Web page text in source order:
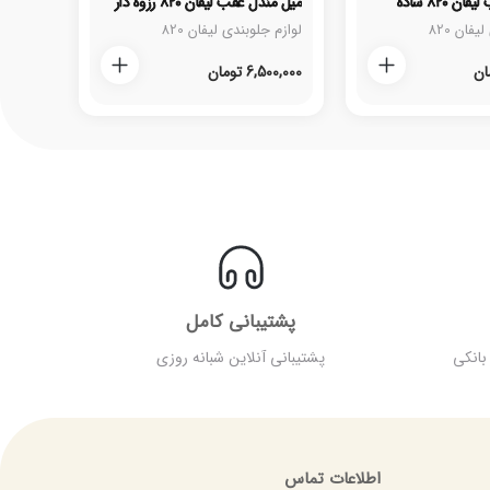
820 لوازم جلوبندی لیفان 820
6,500,000تومان
پشتیبانی کامل
پشتیبانی آنلاین شبانه روزی
اطلاعات تماس